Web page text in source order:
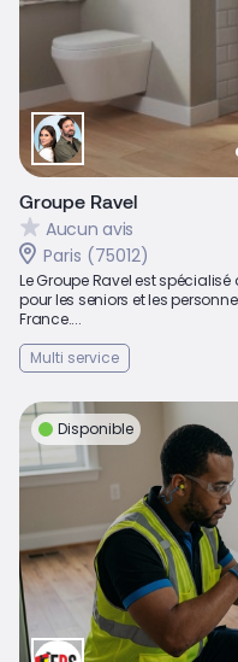
Groupe Ravel
Aucun avis
Paris (75012)
Le Groupe Ravel est
pour les seniors et les
France....
Multi service
Disponible